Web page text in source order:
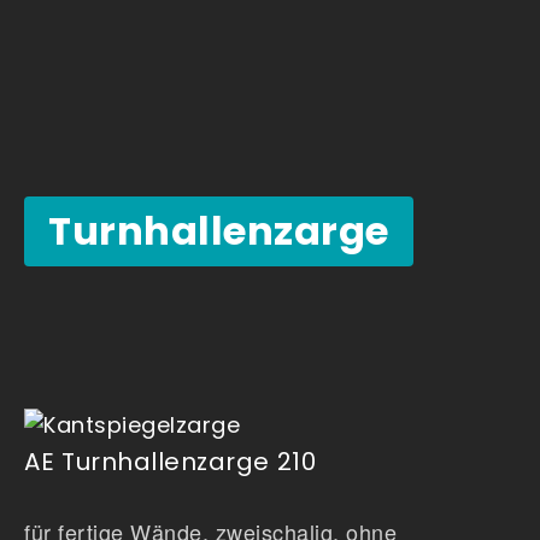
Turnhallenzarge
AE Turnhallenzarge 210
für fertige Wände, zweischalig, ohne